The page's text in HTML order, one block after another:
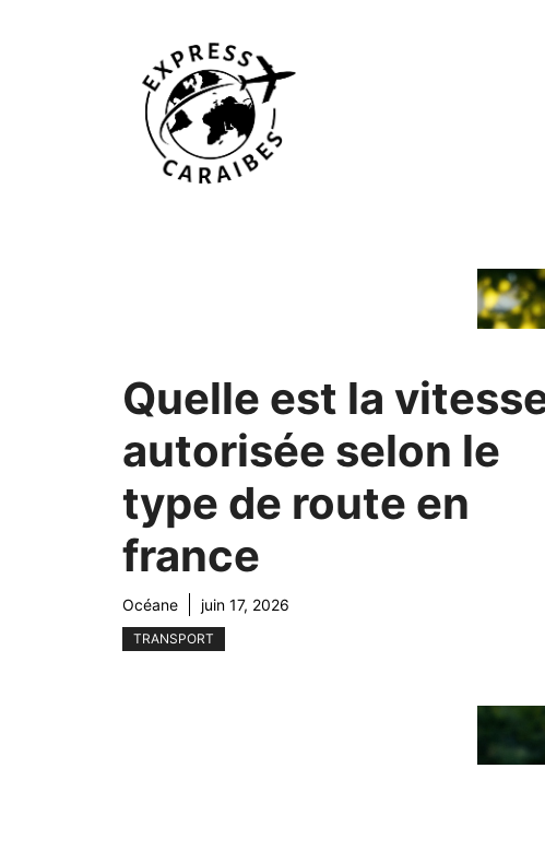
Quelle est la
autorisée selon le
type de route en
france
Océane juin 17, 2026
TRANSPORT